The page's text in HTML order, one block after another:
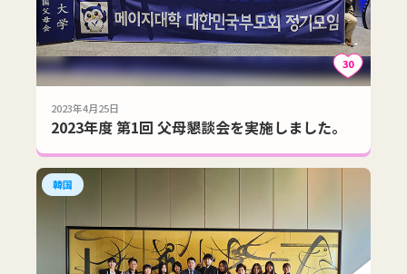
30
2023年4月25日
2023年度 第1回 父母懇談会を実施しました。
韓国